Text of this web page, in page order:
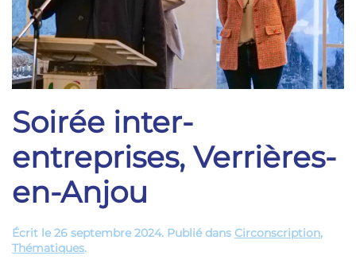
Soirée inter-
entreprises, Verrières-
en-Anjou
Écrit le26 septembre 2024. Publié dans Circonscription,
Thématiques.